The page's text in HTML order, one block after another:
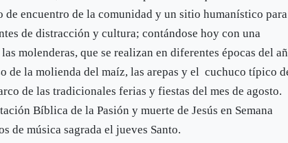
encuentro de la comunidad y un sitio humanístico para
de distracción y cultura; contándose hoy con una
molenderas, que se realizan en diferentes épocas del
de la molienda del maíz, las arepas y el cuchuco típico
de las tradicionales ferias y fiestas del mes de agosto.
Bíblica de la Pasión y muerte de Jesús en Semana
de música sagrada el jueves Santo.